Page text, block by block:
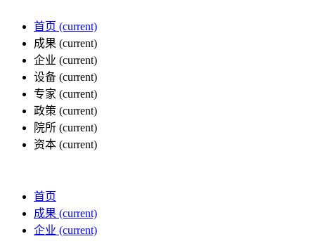
首页 (current)
成果 (current)
企业 (current)
设备 (current)
专家 (current)
政策 (current)
院所 (current)
资本 (current)
首页
成果 (current)
企业 (current)